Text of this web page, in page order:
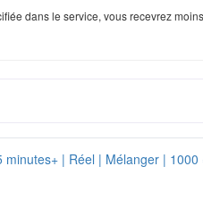
dans le service, vous recevrez